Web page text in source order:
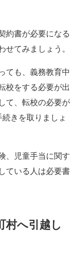
約書が必要になる
せてみましょう。
ても、義務教育中
校をする必要が出
て、転校の必要が
きを取りましょ
、児童手当に関す
ている人は必要書
村へ引越し